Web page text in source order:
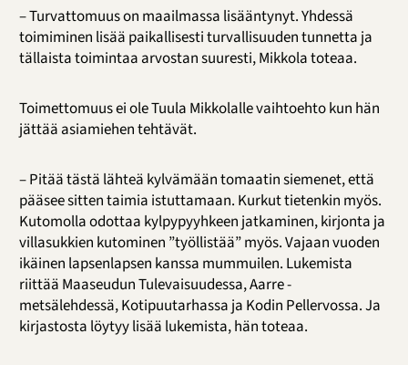
– Turvattomuus on maailmassa lisääntynyt. Yhdessä
toimiminen lisää paikallisesti turvallisuuden tunnetta ja
tällaista toimintaa arvostan suuresti, Mikkola toteaa.
Toimettomuus ei ole Tuula Mikkolalle vaihtoehto kun hän
jättää asiamiehen tehtävät.
– Pitää tästä lähteä kylvämään tomaatin siemenet, että
pääsee sitten taimia istuttamaan. Kurkut tietenkin myös.
Kutomolla odottaa kylpypyyhkeen jatkaminen, kirjonta ja
villasukkien kutominen ”työllistää” myös. Vajaan vuoden
ikäinen lapsenlapsen kanssa mummuilen. Lukemista
riittää Maaseudun Tulevaisuudessa, Aarre -
metsälehdessä, Kotipuutarhassa ja Kodin Pellervossa. Ja
kirjastosta löytyy lisää lukemista, hän toteaa.